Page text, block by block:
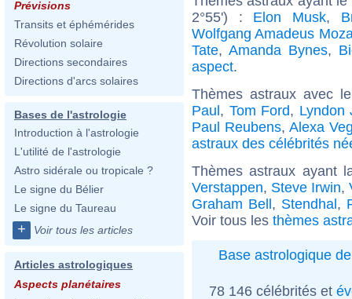
Prévisions
Transits et éphémérides
Révolution solaire
Directions secondaires
Directions d'arcs solaires
Bases de l'astrologie
Introduction à l'astrologie
L'utilité de l'astrologie
Astro sidérale ou tropicale ?
Le signe du Bélier
Le signe du Taureau
+ Voir tous les articles
Articles astrologiques
Aspects planétaires
2°55') : Elon Musk,
Wolfgang Amadeus
Tate, Amanda Bynes,
aspect.
Thèmes astraux avec
Paul, Tom Ford, Lyndon
Paul Reubens,Alexa
astraux des célébrités
Thèmes astraux ayant
Verstappen, Steve Irwin,
Graham Bell, Stendhal,
Voir tous les thèmes
Base astrologique
78 146 célébrités et